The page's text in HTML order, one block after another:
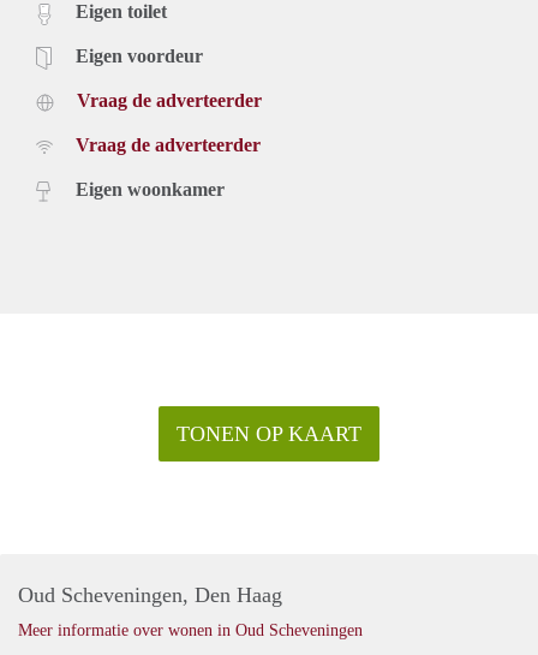
Eigen toilet
Eigen voordeur
Vraag de adverteerder
Vraag de adverteerder
Eigen woonkamer
TONEN OP KAART
Oud Scheveningen, Den Haag
Meer informatie over wonen in Oud Scheveningen